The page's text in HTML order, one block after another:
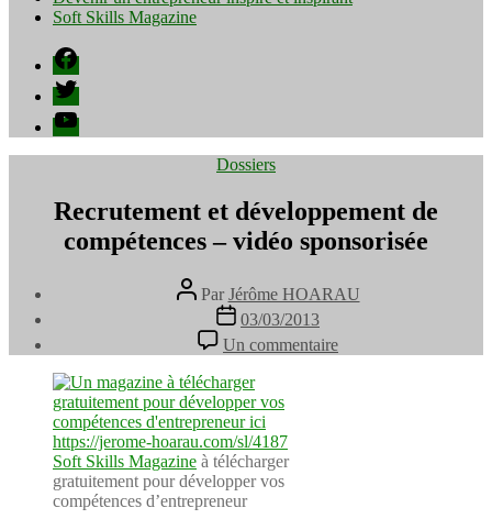
Soft Skills Magazine
Facebook
Twitter
YouTube
Catégories
Dossiers
Recrutement et développement de
compétences – vidéo sponsorisée
Auteur
de
l’article
Par Jérôme HOARAU
Date
de
l’article
03/03/2013
Un commentaire
Recrutement
Soft Skills Magazine à télécharger
gratuitement pour développer vos
compétences d’entrepreneur